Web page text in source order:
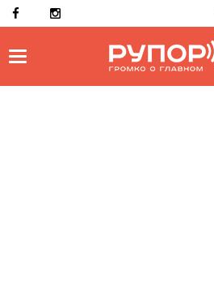
Toggle